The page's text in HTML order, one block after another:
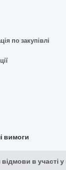
по закупівлі
вимоги
в участі у